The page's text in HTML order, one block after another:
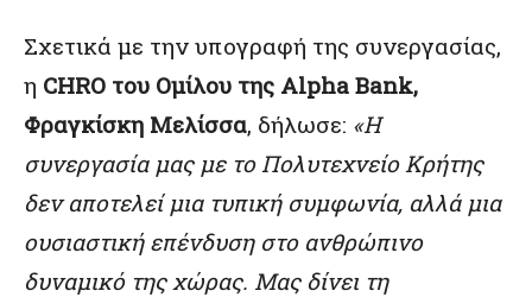
Σχετικά με την υπογραφή της συνεργασίας,
η CHRO του Ομίλου της Alpha Bank,
Φραγκίσκη Μελίσσα, δήλωσε: «Η
συνεργασία μας με το Πολυτεχνείο Κρήτης
δεν αποτελεί μια τυπική συμφωνία, αλλά μια
ουσιαστική επένδυση στο ανθρώπινο
δυναμικό της χώρας. Μας δίνει τη